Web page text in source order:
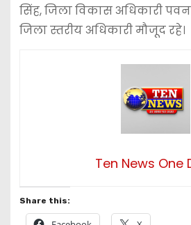
सिंह, जिला विकास अधिकारी
जिला स्तरीय अधिकारी मौजूद रहे।
Ten News One
Share this: